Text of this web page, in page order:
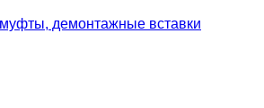
демонтажные вставки